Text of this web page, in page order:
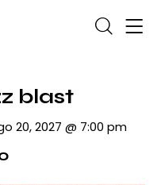
blast
20, 2027 @ 7:00 pm